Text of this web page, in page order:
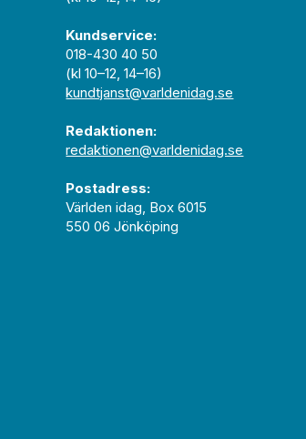
Kundservice:
018-430 40 50
(kl 10–12, 14–16)
kundtjanst@varldenidag.se
Redaktionen:
redaktionen@varldenidag.se
Postadress:
Världen idag, Box 6015
550 06 Jönköping